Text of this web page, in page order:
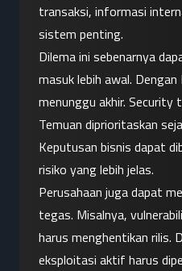
transaksi, informasi
sistem penting.
Dilema ini sebenarnya
masuk lebih awal.
menunggu akhir. Security
Temuan diprioritaskan
Keputusan bisnis dapat
risiko yang lebih jelas.
Perusahaan juga dapat
tegas. Misalnya,
harus menghentikan rilis.
eksploitasi aktif harus